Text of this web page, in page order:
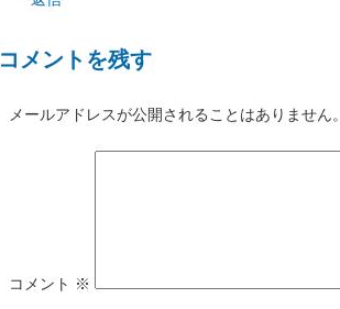
コメントを残す
メールアドレスが公開されることはありません。
コメント ※